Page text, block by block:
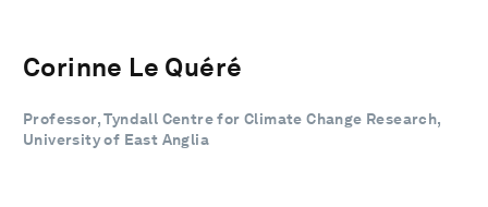
Corinne Le Quéré
Professor, Tyndall Centre for Climate Change Research,
University of East Anglia